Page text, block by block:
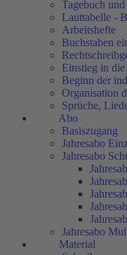
Tagebuch
Lauttabelle -
Arbeitshefte
Buchstaben
Einstieg in
Beginn der
Organisation
Sprüche,
Abo
Basiszugang
Jahresabo
Jahresabo
Jahresabo
Material